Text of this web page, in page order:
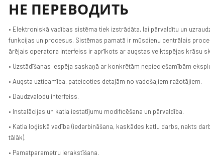
НЕ ПЕРЕВОДИТЬ
• Elektroniskā vadības sistēma tiek izstrādāta, lai pārvaldītu un
funkcijas un procesus. Sistēmas pamatā ir mūsdienu centrālais
ārējais operatora interfeiss ir aprīkots ar augstas veiktspējas krāsu
• Uzstādīšanas iespēja saskaņā ar konkrētām nepieciešamībām
• Augsta uzticamība, pateicoties detaļām no vadošajiem ražotājiem.
• Daudzvalodu interfeiss.
• Instalācijas un katla iestatījumu modificēšana un pārvaldība.
• Katla loģiskā vadība (iedarbināšana, kaskādes katlu darbs, nakts
tālāk).
• Pamatparametru ierakstīšana.